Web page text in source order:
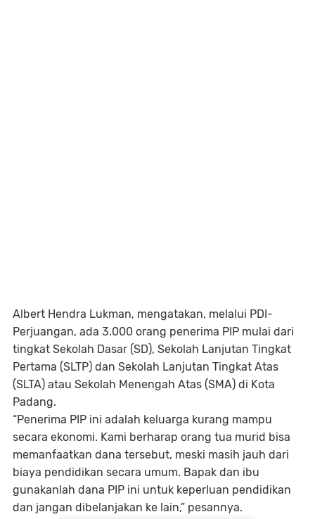
Albert Hendra Lukman, mengatakan, melalui PDI-
Perjuangan, ada 3.000 orang penerima PIP mulai dari
tingkat Sekolah Dasar (SD), Sekolah Lanjutan Tingkat
Pertama (SLTP) dan Sekolah Lanjutan Tingkat Atas
(SLTA) atau Sekolah Menengah Atas (SMA) di Kota
Padang.
“Penerima PIP ini adalah keluarga kurang mampu
secara ekonomi. Kami berharap orang tua murid bisa
memanfaatkan dana tersebut, meski masih jauh dari
biaya pendidikan secara umum. Bapak dan ibu
gunakanlah dana PIP ini untuk keperluan pendidikan
dan jangan dibelanjakan ke lain,” pesannya.